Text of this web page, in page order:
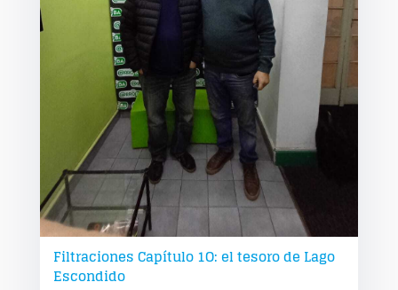
Filtraciones Capítulo 1O: el tesoro de Lago
Escondido